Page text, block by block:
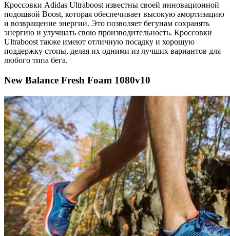
Кроссовки Adidas Ultraboost известны своей инновационной
подошвой Boost, которая обеспечивает высокую амортизацию
и возвращение энергии. Это позволяет бегунам сохранять
энергию и улучшать свою производительность. Кроссовки
Ultraboost также имеют отличную посадку и хорошую
поддержку стопы, делая их одними из лучших вариантов для
любого типа бега.
New Balance Fresh Foam 1080v10